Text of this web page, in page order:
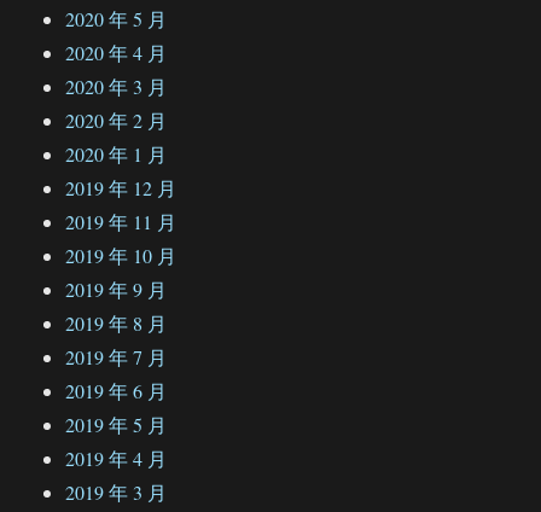
2020 年 5 月
2020 年 4 月
2020 年 3 月
2020 年 2 月
2020 年 1 月
2019 年 12 月
2019 年 11 月
2019 年 10 月
2019 年 9 月
2019 年 8 月
2019 年 7 月
2019 年 6 月
2019 年 5 月
2019 年 4 月
2019 年 3 月